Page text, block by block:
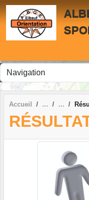
Accueil
Panneau de gestion des